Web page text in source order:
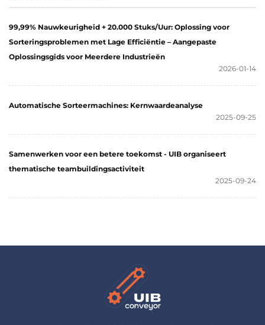
99,99% Nauwkeurigheid + 20.000 Stuks/Uur: Oplossing voor
Sorteringsproblemen met Lage Efficiëntie – Aangepaste
Oplossingsgids voor Meerdere Industrieën
2026-01-14
Automatische Sorteermachines: Kernwaardeanalyse
2025-09-25
Samenwerken voor een betere toekomst - UIB organiseert
thematische teambuildingsactiviteit
2025-09-24